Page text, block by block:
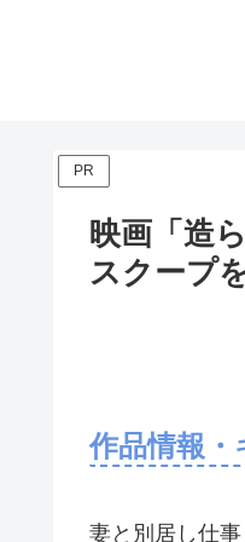
PR
映画「造
スクープ
作品情報・
妻と別居し仕